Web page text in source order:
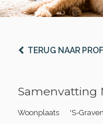
TERUG NAAR
Samenvatting
Woonplaats
'S-